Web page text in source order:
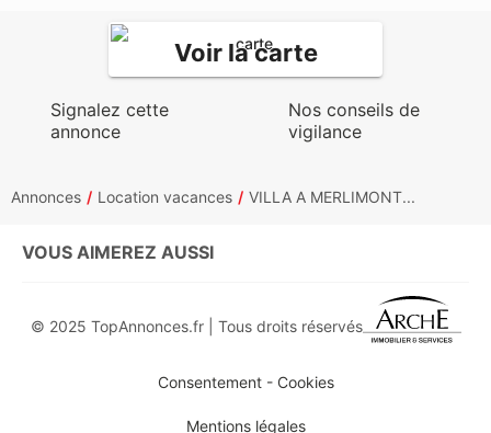
Voir la carte
Signalez cette
annonce
Nos conseils de
vigilance
Annonces Location vacances VILLA A MERLIMONT...
VOUS AIMEREZ AUSSI
© 2025 TopAnnonces.fr | Tous droits réservés
Consentement - Cookies
Mentions légales